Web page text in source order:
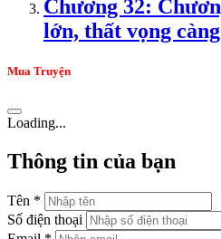
Chương 32:
lớn, thất vọng
Mua Truyện
Loading...
Thông tin của bạn
Tên *
Số điện thoại